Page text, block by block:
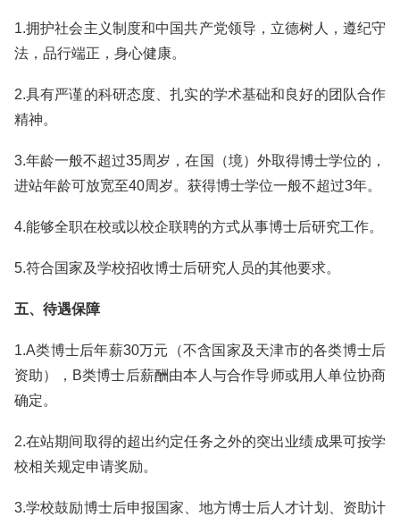
1.拥护社会主义制度和中国共产党领导，立德树人，遵纪守
法，品行端正，身心健康。
2.具有严谨的科研态度、扎实的学术基础和良好的团队合作
精神。
3.年龄一般不超过35周岁，在国（境）外取得博士学位的，
进站年龄可放宽至40周岁。获得博士学位一般不超过3年。
4.能够全职在校或以校企联聘的方式从事博士后研究工作。
5.符合国家及学校招收博士后研究人员的其他要求。
五、待遇保障
1.A类博士后年薪30万元（不含国家及天津市的各类博士后
资助），B类博士后薪酬由本人与合作导师或用人单位协商
确定。
2.在站期间取得的超出约定任务之外的突出业绩成果可按学
校相关规定申请奖励。
3.学校鼓励博士后申报国家、地方博士后人才计划、资助计